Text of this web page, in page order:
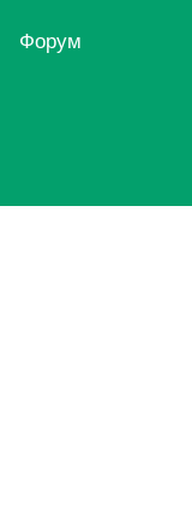
Форум